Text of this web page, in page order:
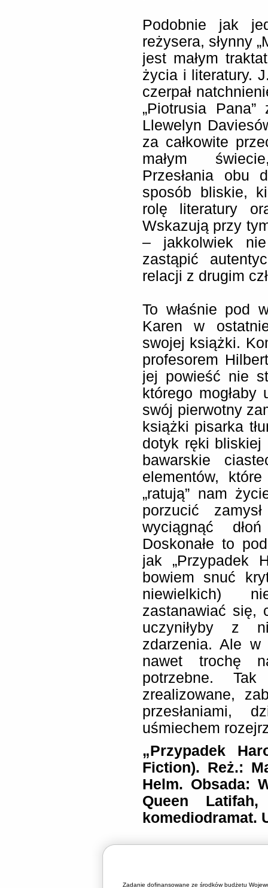
Podobnie jak
reżysera, słynny
jest małym
życia i literatury.
czerpał
„Piotrusia
Llewelyn
za całkowite
małym
Przesłania obu
sposób bliskie,
rolę literatury
Wskazują przy
– jakkolwiek
zastąpić
relacji z drugim
To właśnie pod
Karen w
swojej książki.
profesorem
jej powieść nie
którego mogłaby
swój pierwotny
książki pisarka
dotyk ręki bliskiej
bawarskie
elementów,
„ratują” nam
porzucić
wyciągnąć
Doskonałe to
jak „Przypadek
bowiem snuć
niewielkich)
zastanawiać się,
uczyniłyby z
zdarzenia. Ale
nawet trochę
potrzebne.
zrealizowane,
przesłaniami,
uśmiechem
„Przypadek
Fiction). Reż.:
Helm. Obsada:
Queen
komediodramat.
Zadanie dofinansowane ze środków budżetu